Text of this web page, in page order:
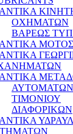
ΟΧΗΜΑΤΩΝ
ΒΑΡΕΩΣ
ΤΙΜΟΝΙΟΥ
ΔΙΑΦΟΡΙΚΩΝ